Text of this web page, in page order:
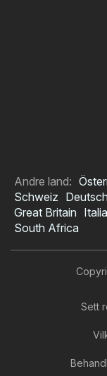
Andre land:
Schweiz
Great Britain Italia
South Africa
Sett